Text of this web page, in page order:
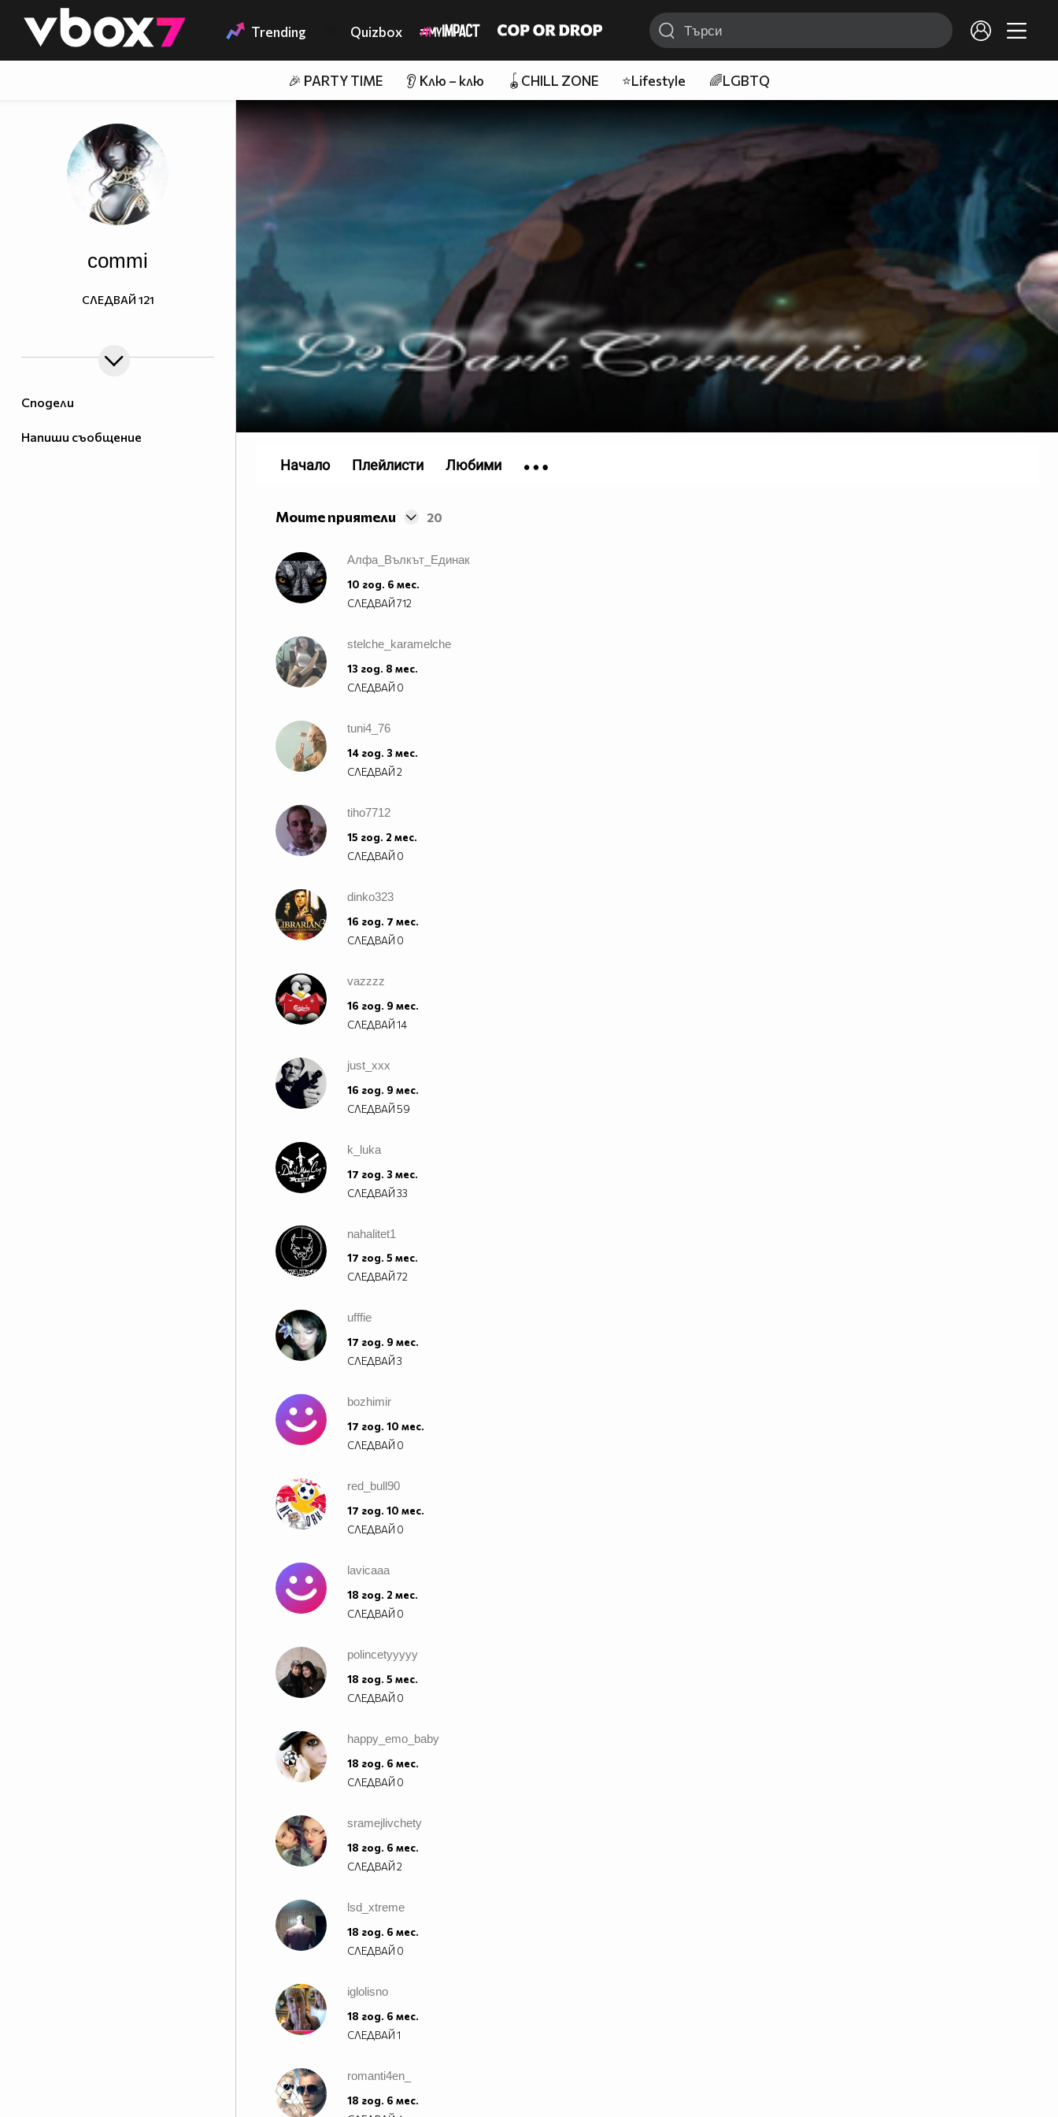
👾 Trending Quizbox
🎉 PARTY TIME 👂 Клю – клю 🪀CHILL ZONE ⭐Lifestyle 🌈LGBTQ
Сподели
Напиши съобщение
commi
СЛЕДВАЙ 121
Моите приятели 20
Aлфа_Вълкът_Единак
10 год. 6 мес.
СЛЕДВАЙ712
stelche_karamelche
13 год. 8 мес.
СЛЕДВАЙ 0
tuni4_76
14 год. 3 мес.
СЛЕДВАЙ2
tiho7712
15 год. 2 мес.
СЛЕДВАЙ 0
dinko323
16 год. 7 мес.
СЛЕДВАЙ 0
vazzzz
16 год. 9 мес.
СЛЕДВАЙ14
just_xxx
16 год. 9 мес.
СЛЕДВАЙ59
k_luka
17 год. 3 мес.
СЛЕДВАЙ33
nahalitet1
17 год. 5 мес.
СЛЕДВАЙ72
ufffie
17 год. 9 мес.
СЛЕДВАЙ3
bozhimir
17 год. 10 мес.
СЛЕДВАЙ 0
red_bull90
17 год. 10 мес.
СЛЕДВАЙ 0
lavicaaa
18 год. 2 мес.
СЛЕДВАЙ 0
polincetyyyyy
18 год. 5 мес.
СЛЕДВАЙ 0
happy_emo_baby
18 год. 6 мес.
СЛЕДВАЙ 0
sramejlivchety
18 год. 6 мес.
СЛЕДВАЙ2
lsd_xtreme
18 год. 6 мес.
СЛЕДВАЙ 0
iglolisno
18 год. 6 мес.
СЛЕДВАЙ1
romanti4en_
18 год. 6 мес.
Начало Плейлисти Любими